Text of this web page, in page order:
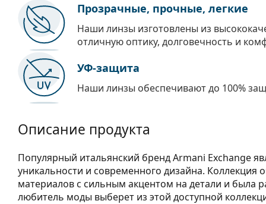
Прозрачные, прочные, легкие
Наши линзы изготовлены из
отличную оптику, долговечность и
УФ-защита
Наши линзы обеспечивают до 100%
Описание продукта
Популярный итальянский бренд Armani Exchange
уникальности и современного дизайна. Коллекция
материалов с сильным акцентом на детали и была
любитель моды выберет из этой доступной